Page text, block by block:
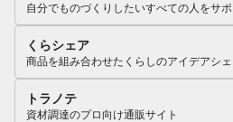
自分でものづくりしたいすべての人をサポ
くらシェア
商品を組み合わせたくらしのアイデアシ
トラノテ
資材調達のプロ向け通販サイト